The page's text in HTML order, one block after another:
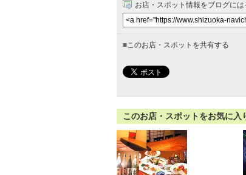
お店・スポット情報をブログには
■このお店・スポットを共有する
このお店・スポットをお気に